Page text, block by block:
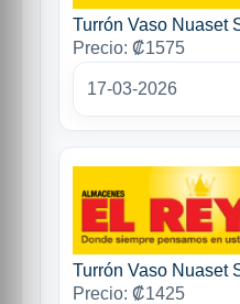
Turrón Vaso Nuaset
Precio: ₡1575
17-03-2026
Turrón Vaso Nuaset
Precio: ₡1425